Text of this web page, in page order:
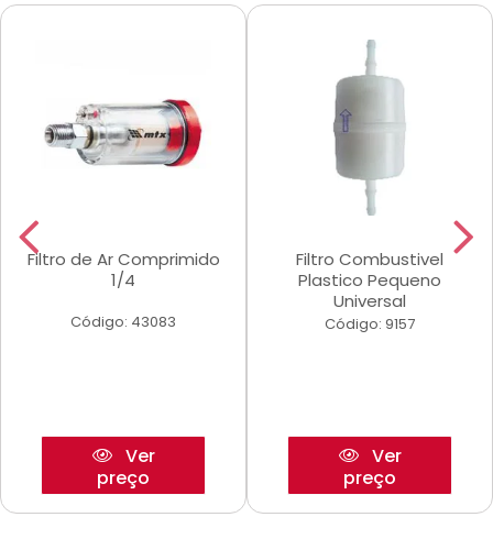
Filtro de Ar Comprimido
1/4
Código: 43083
Ver
preço
Filtro Combustivel
Plastico Pequeno
Universal
Código: 9157
Ver
preço